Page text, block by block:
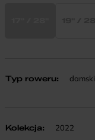
Typ roweru: damski
Kolekcja: 2022